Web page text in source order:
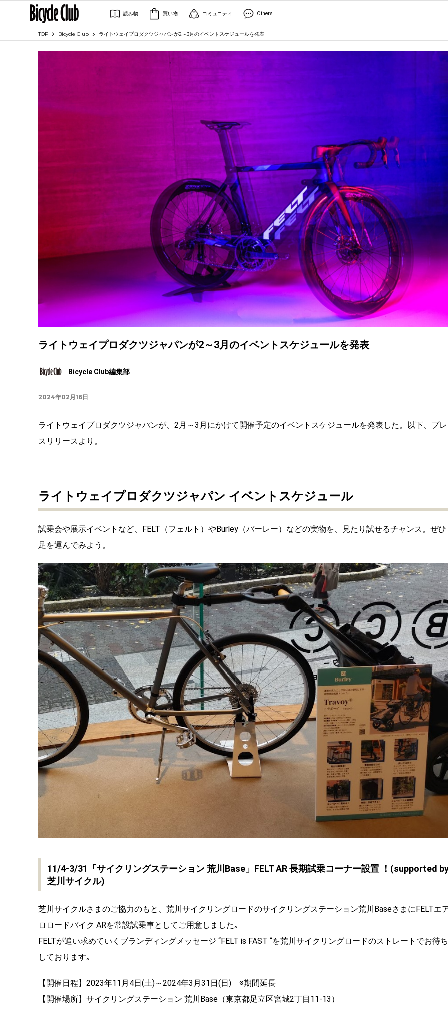
読み物 買い物 コミュニティ Others
TOP Bicycle Club ライトウェイプロダクツジャパンが2～3月のイベントスケジュールを発表
ライトウェイプロダクツジャパンが2～3月のイベントスケジュールを発表
Bicycle Club編集部
2024年02月16日
ライトウェイプロダクツジャパンが、2月～3月にかけて開催予定のイベントスケジュールを発表した。以下、プレ
スリリースより。
ライトウェイプロダクツジャパン イベントスケジュール
試乗会や展示イベントなど、FELT（フェルト）やBurley（バーレー）などの実物を、見たり試せるチャンス。ぜひ
足を運んでみよう。
11/4-3/31「サイクリングステーション 荒川Base」FELT AR 長期試乗コーナー設置 ！(supported
芝川サイクル)
芝川サイクルさまのご協力のもと、荒川サイクリングロードのサイクリングステーション荒川BaseさまにFELTエ
ロロードバイク ARを常設試乗車としてご用意しました｡
FELTが追い求めていくブランディングメッセージ “FELT is FAST “を荒川サイクリングロードのストレートでお待ち
しております｡
【開催日程】2023年11月4日(土)～2024年3月31日(日) ※期間延長
【開催場所】サイクリングステーション 荒川Base（東京都足立区宮城2丁目11-13）